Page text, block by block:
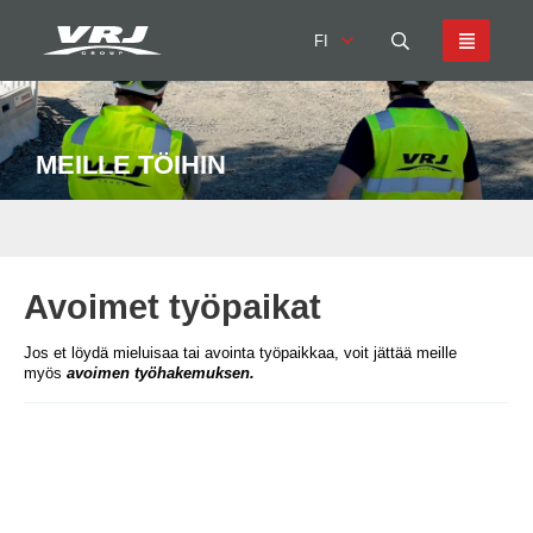
FI
MEILLE TÖIHIN
Avoimet työpaikat
Jos et löydä mieluisaa tai avointa työpaikkaa, voit jättää meille
myös avoimen työhakemuksen.